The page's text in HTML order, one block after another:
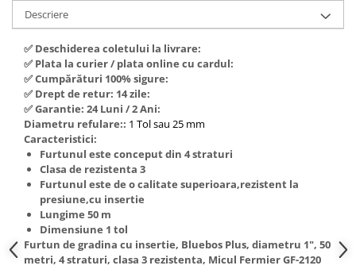
Nivela de masurat
Pistoale de impact electrice si
pneumatice
Pistoale de vopsit
Prelungitoare
Polizoare electrice de banc si
unghiulare
Rindele si freze pentru lemn
Redresoare auto - roboti de
pornire
Suflante cu aer cald
Scari metalice
Hote Telescopice
Hote Traditionale
Hote Incorporabile
Hote Country
Hote Insula
Hote Cupolare
Accesorii, consumabile hote
Masini de tocat carne
Masini de carnati ( CARNATARI )
Masini de spalat vase
Masini de spalat vase incorporabile
Masini de spalat vase
independente
Descriere
✅ Deschiderea coletului la livrare:
✅ Plata la curier / plata online cu cardul:
✅ Cumpărături 100% sigure:
✅ Drept de retur: 14 zile:
✅ Garantie: 24 Luni / 2 Ani:
Diametru refulare:: 1 Tol sau 25 mm
Caracteristici:
Furtunul este conceput din 4 straturi
Clasa de rezistenta 3
Furtunul este de o calitate superioara,rezistent la
presiune,cu insertie
Lungime 50 m
Dimensiune 1 tol
Furtun de gradina cu insertie, Bluebos Plus, diametru 1", 50
metri, 4 straturi, clasa 3 rezistenta, Micul Fermier GF-2120